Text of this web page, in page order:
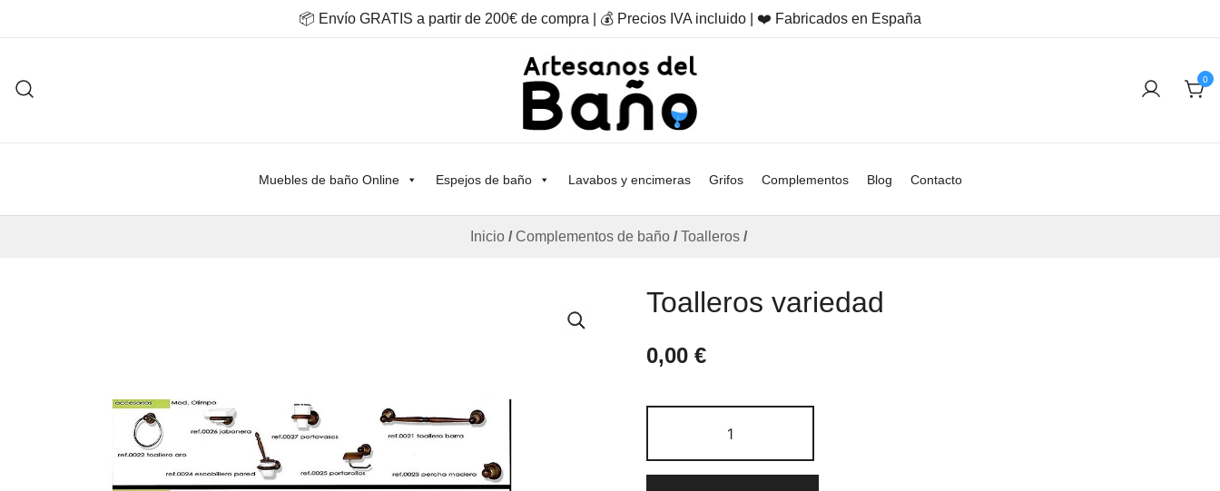
📦 Envío GRATIS a partir de 200€ de compra | 💰 Precios IVA incluido | ❤️ Fabricados en España
0
Muebles de baño Online Espejos de baño Lavabos y encimeras Grifos Complementos Blog Contacto
Inicio/ Complementos de baño/Toalleros/
Toalleros variedad
0,00 €
variedad
cantidad